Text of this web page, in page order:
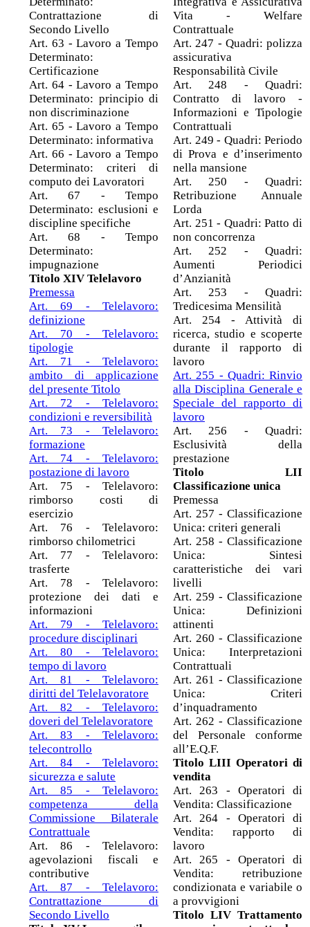
Contrattazione di
Secondo Livello
Art. 63 - Lavoro a Tempo
Determinato:
Certificazione
Art. 64 - Lavoro a Tempo
Determinato: principio di
non discriminazione
Art. 65 - Lavoro a Tempo
Determinato: informativa
Art. 66 - Lavoro a Tempo
Determinato: criteri di
computo dei Lavoratori
Art. 67 - Tempo
Determinato: esclusioni e
discipline specifiche
Art. 68 - Tempo
Determinato:
impugnazione
Titolo XIV Telelavoro
Premessa
Art. 69 - Telelavoro:
definizione
Art. 70 - Telelavoro:
tipologie
Art. 71 - Telelavoro:
ambito di applicazione
del presente Titolo
Art. 72 - Telelavoro:
condizioni e reversibilità
Art. 73 - Telelavoro:
formazione
Art. 74 - Telelavoro:
postazione di lavoro
Art. 75 - Telelavoro:
rimborso costi di
esercizio
Art. 76 - Telelavoro:
rimborso chilometrici
Art. 77 - Telelavoro:
trasferte
Art. 78 - Telelavoro:
protezione dei dati e
informazioni
Art. 79 - Telelavoro:
procedure disciplinari
Art. 80 - Telelavoro:
tempo di lavoro
Art. 81 - Telelavoro:
diritti del Telelavoratore
Art. 82 - Telelavoro:
doveri del Telelavoratore
Art. 83 - Telelavoro:
telecontrollo
Art. 84 - Telelavoro:
sicurezza e salute
Art. 85 - Telelavoro:
competenza della
Commissione Bilaterale
Contrattuale
Art. 86 - Telelavoro:
agevolazioni fiscali e
contributive
Art. 87 - Telelavoro:
Contrattazione di
Secondo Livello
Vita - Welfare
Contrattuale
Art. 247 - Quadri: polizza
assicurativa
Responsabilità Civile
Art. 248 - Quadri:
Contratto di lavoro -
Informazioni e Tipologie
Contrattuali
Art. 249 - Quadri: Periodo
di Prova e d’inserimento
nella mansione
Art. 250 - Quadri:
Retribuzione Annuale
Lorda
Art. 251 - Quadri: Patto di
non concorrenza
Art. 252 - Quadri:
Aumenti Periodici
d’Anzianità
Art. 253 - Quadri:
Tredicesima Mensilità
Art. 254 - Attività di
ricerca, studio e scoperte
durante il rapporto di
lavoro
Art. 255 - Quadri: Rinvio
alla Disciplina Generale e
Speciale del rapporto di
lavoro
Art. 256 - Quadri:
Esclusività della
prestazione
Titolo LII
Classificazione unica
Premessa
Art. 257 - Classificazione
Unica: criteri generali
Art. 258 - Classificazione
Unica: Sintesi
caratteristiche dei vari
livelli
Art. 259 - Classificazione
Unica: Definizioni
attinenti
Art. 260 - Classificazione
Unica: Interpretazioni
Contrattuali
Art. 261 - Classificazione
Unica: Criteri
d’inquadramento
Art. 262 - Classificazione
del Personale conforme
all’E.Q.F.
Titolo LIII Operatori di
vendita
Art. 263 - Operatori di
Vendita: Classificazione
Art. 264 - Operatori di
Vendita: rapporto di
lavoro
Art. 265 - Operatori di
Vendita: retribuzione
condizionata e variabile o
a provvigioni
Titolo LIV Trattamento